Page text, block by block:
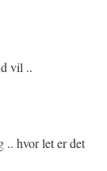
vil ..
hvor let er det